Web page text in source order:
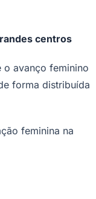
centros
o avanço feminino
forma distribuída
feminina na